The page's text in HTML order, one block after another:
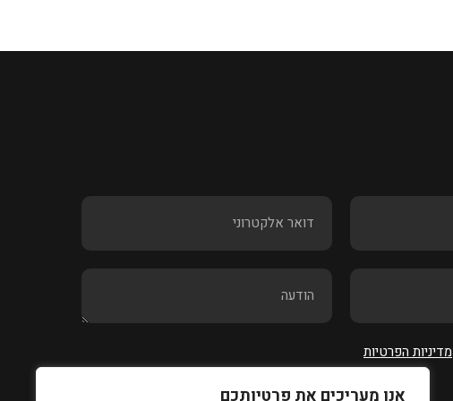
אנו מעריכים את פרטיותכם
מדיניות הפרטיות